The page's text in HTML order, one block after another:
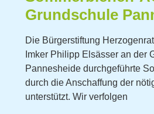
Grundschule
Die Bürgerstiftung
Imker Philipp Elsässer an der
Pannesheide durchgeführte
durch die Anschaffung der
unterstützt. Wir verfolgen